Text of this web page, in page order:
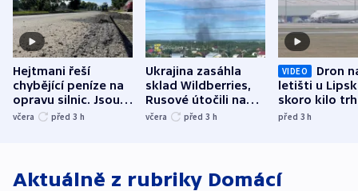
Hejtmani řeší
chybějící peníze na
opravu silnic. Jsou
nenárokové, namítá
včera před 3 h
Ukrajina zasáhla
sklad Wildberries,
Rusové útočili na
trh, hasiče či
včera před 3 h
VIDEO
Dron
letišti u
skoro kilo
indicie
před 3h
Aktuálně z rubriky Domácí